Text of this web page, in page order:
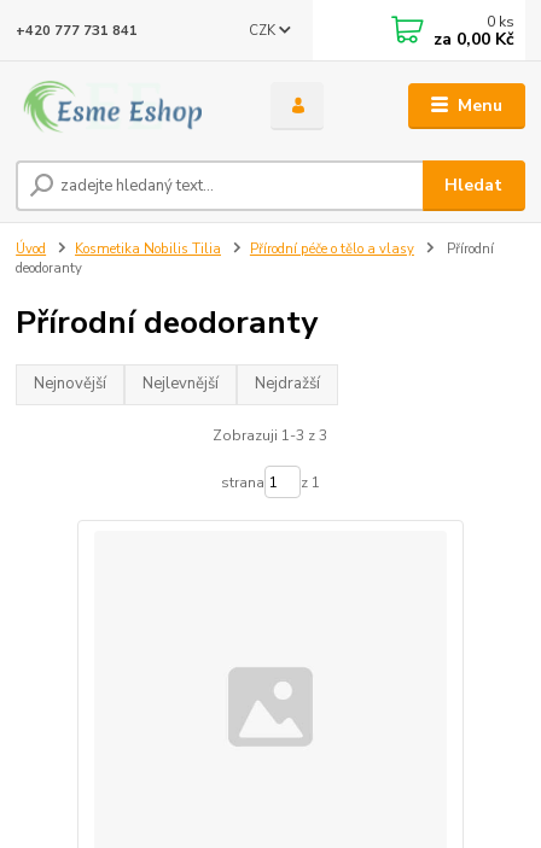
Menu
CZK
Hledat
+420 777 731 841 0 ks
za 0,00 Kč
Úvod Kosmetika Nobilis Tilia Přírodní péče o tělo a vlasy
Přírodní
deodoranty
Přírodní deodoranty
Nejnovější Nejlevnější Nejdražší
Zobrazuji 1-3 z 3
strana z 1